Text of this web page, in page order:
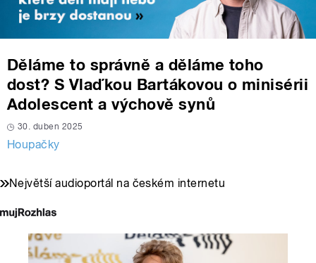
Děláme to správně a děláme toho
dost? S Vlaďkou Bartákovou o minisérii
Adolescent a výchově synů
30. duben 2025
Houpačky
Největší audioportál na českém internetu